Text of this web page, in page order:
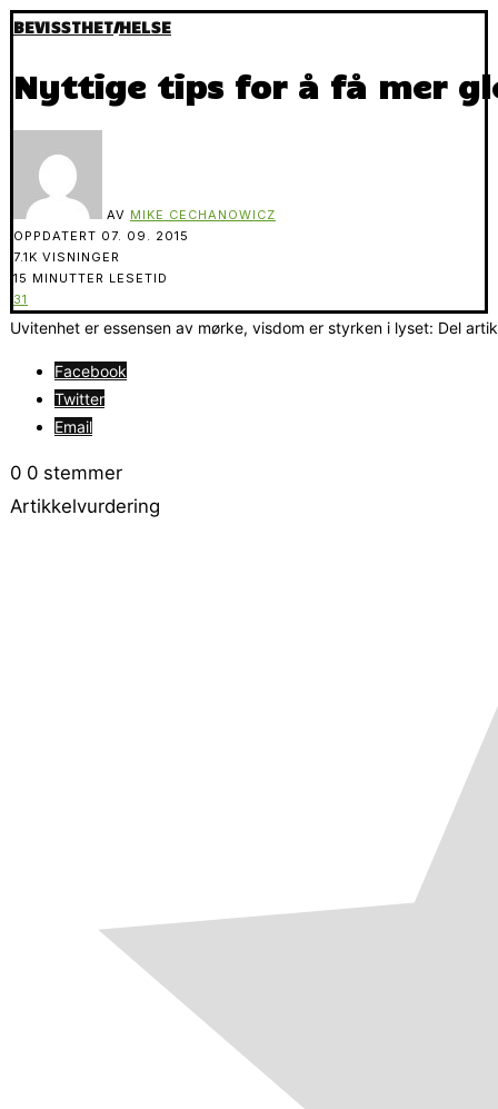
BEVISSTHET/HELSE
Nyttige tips for å få mer
AV MIKE CECHANOWICZ
OPPDATERT 07. 09. 2015
7.1K VISNINGER
15 MINUTTER LESETID
31
Uvitenhet er essensen av mørke, visdom er styrken i lyset: Del
Facebook
Twitter
Email
0 0 stemmer
Artikkelvurdering